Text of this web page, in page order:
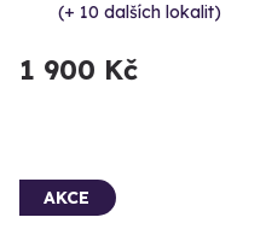
(+ 10 dalších lokalit)
1 900 Kč
AKCE